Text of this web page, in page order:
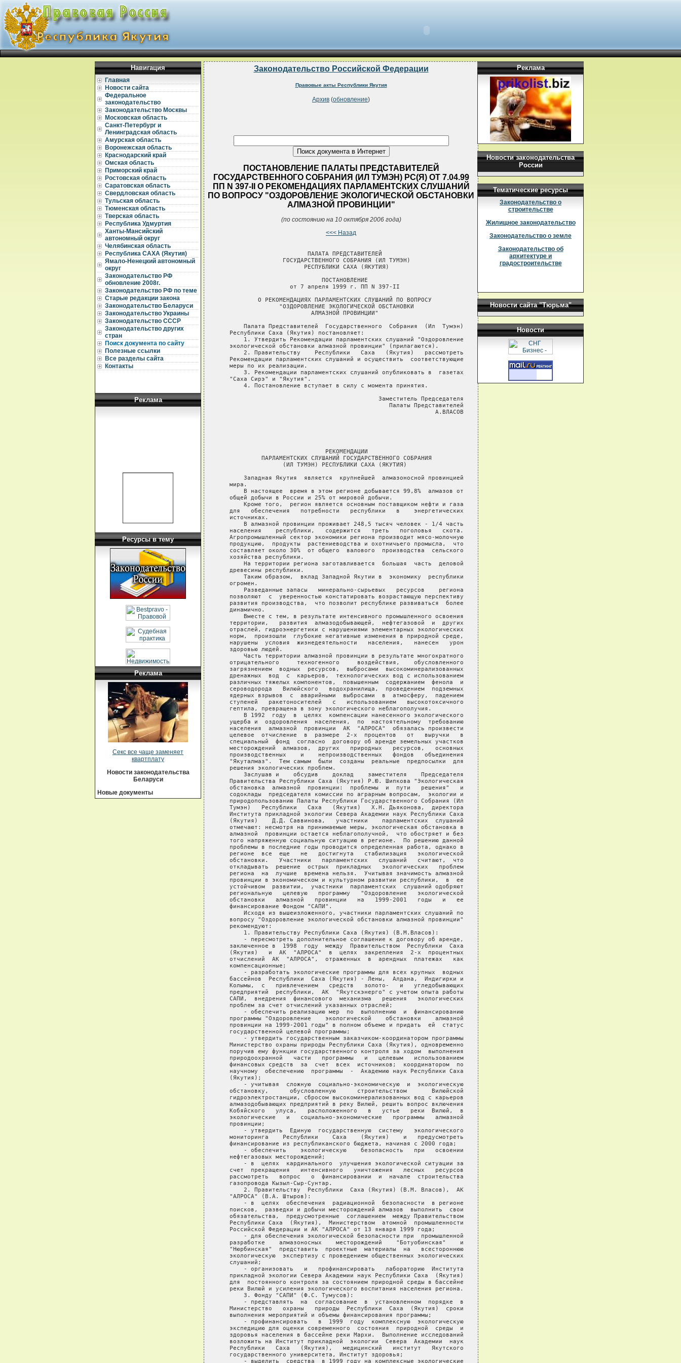
Навигация
Главная
Новости сайта
Федеральное
законодательство
Законодательство Москвы
Московская область
Санкт-Петербург и
Ленинградская область
Амурская область
Воронежская область
Краснодарский край
Омская область
Приморский край
Ростовская область
Саратовская область
Свердловская область
Тульская область
Тюменская область
Тверская область
Республика Удмуртия
Ханты-Мансийский
автономный округ
Челябинская область
Республика САХА (Якутия)
Ямало-Ненецкий автономный
округ
Законодательство РФ
обновление 2008г.
Законодательство РФ по теме
Старые редакции закона
Законодательство Беларуси
Законодательство Украины
Законодательство СССР
Законодательство других
стран
Поиск документа по сайту
Полезные ссылки
Все разделы сайта
Контакты
Реклама
Ресурсы в тему
Реклама
Секс все чаще заменяет
квартплату
Новости законодательства
Беларуси
Новые документы
Законодательство Российской Федерации
Правовые акты Республики Якутия
Архив (обновление)
ПОСТАНОВЛЕНИЕ ПАЛАТЫ ПРЕДСТАВИТЕЛЕЙ
ГОСУДАРСТВЕННОГО СОБРАНИЯ (ИЛ ТУМЭН) РС(Я) ОТ 7.04.99
ПП N 397-II О РЕКОМЕНДАЦИЯХ ПАРЛАМЕНТСКИХ СЛУШАНИЙ
ПО ВОПРОСУ "ОЗДОРОВЛЕНИЕ ЭКОЛОГИЧЕСКОЙ ОБСТАНОВКИ
АЛМАЗНОЙ ПРОВИНЦИИ"
(по состоянию на 10 октября 2006 года)
<<< Назад
Реклама
Новости законодательства
России
Тематические ресурсы
Законодательство о
строительстве
Жилищное законодательство
Законодательство о земле
Законодательство об
архитектуре и
градостроительстве
Новости сайта "Тюрьма"
Новости